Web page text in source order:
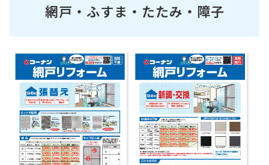
網戸・ふすま・たたみ・障子